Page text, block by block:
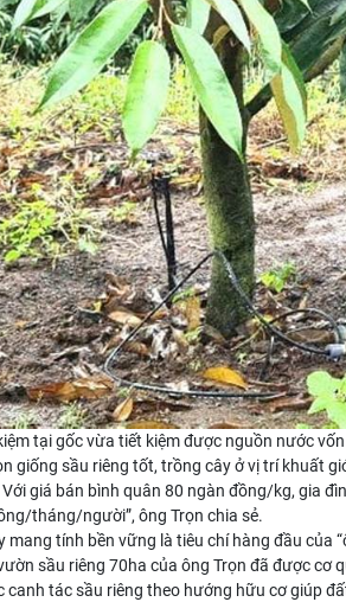
tại gốc vừa tiết kiệm được nguồn nước
giống sầu riêng tốt, trồng cây ở vị trí khuất
giá bán bình quân 80 ngàn đồng/kg, gia
tháng/người”, ông Trọn chia sẻ.
mang tính bền vững là tiêu chí hàng đầu của
sầu riêng 70ha của ông Trọn đã được cơ
canh tác sầu riêng theo hướng hữu cơ giúp